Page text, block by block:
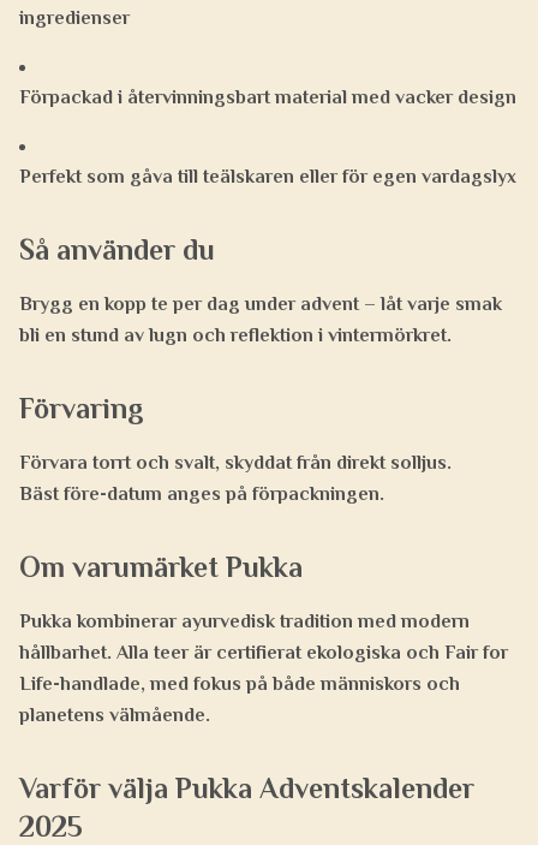
ingredienser
Förpackad i återvinningsbart materialmed vacker design
Perfekt som gåva till teälskaren eller för egen vardagslyx
Så använder du
Brygg en kopp te per dag under advent – låt varje smak
bli en stund av lugn och reflektion i vintermörkret.
Förvaring
Förvara torrt och svalt, skyddat från direkt solljus.
Bäst före-datum anges på förpackningen.
Om varumärket Pukka
Pukka kombinerar ayurvedisk tradition med modern
hållbarhet. Alla teer är certifierat ekologiska och Fair for
Life-handlade, med fokus på både människors och
planetens välmående.
Varför välja Pukka Adventskalender
2025